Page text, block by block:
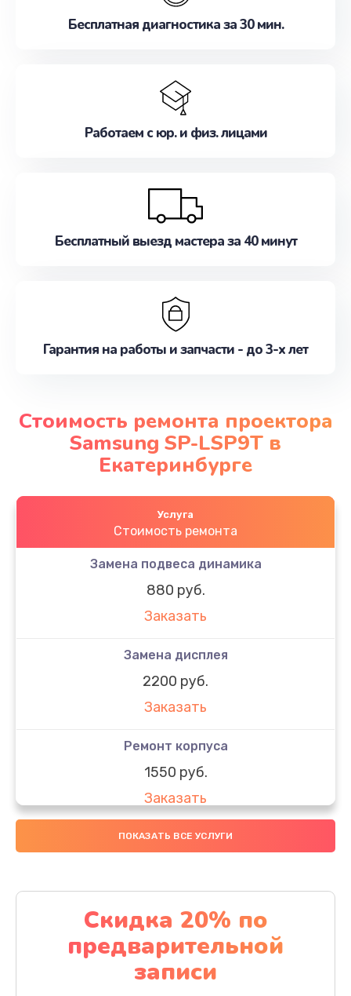
Бесплатная диагностика за 30 мин.
Работаем с юр. и физ. лицами
Бесплатный выезд мастера за 40 минут
Гарантия на работы и запчасти - до 3-х лет
Стоимость ремонта проектора
Samsung SP-LSP9T в
Екатеринбурге
Услуга
Стоимость ремонта
Замена подвеса динамика
880 руб.
Заказать
Замена дисплея
2200 руб.
Заказать
Ремонт корпуса
1550 руб.
Заказать
Настройка
Заказать
Ремонт кнопки
1200 руб.
Заказать
ПОКАЗАТЬ ВСЕ УСЛУГИ
Скидка 20% по
предварительной
записи